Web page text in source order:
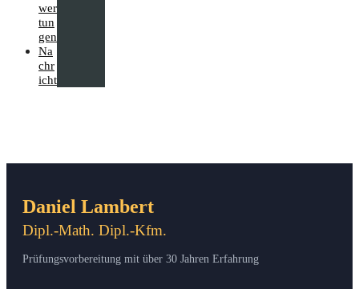
wer
tun
gen
Na
chr
icht
Daniel Lambert
Dipl.-Math. Dipl.-Kfm.
Prüfungsvorbereitung mit über 30 Jahren Erfahrung